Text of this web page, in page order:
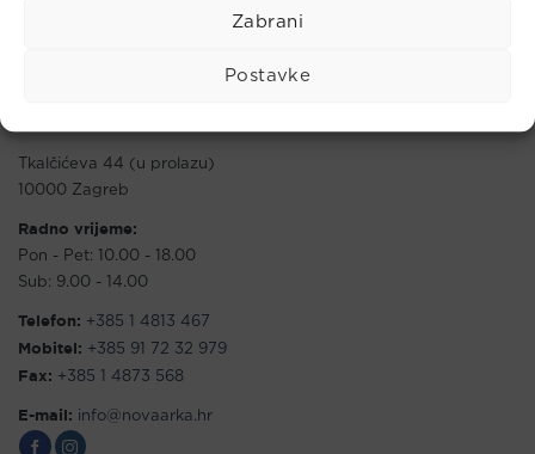
Zabrani
Postavke
Tkalčićeva 44 (u prolazu)
10000 Zagreb
Radno vrijeme:
Pon - Pet: 10.00 - 18.00
Sub: 9.00 - 14.00
Telefon: +385 1 4813 467
Mobitel: +385 91 72 32 979
Fax: +385 1 4873 568
E-mail: info@novaarka.hr